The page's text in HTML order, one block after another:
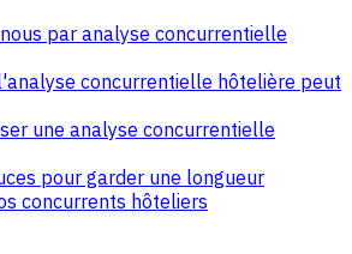
par analyse concurrentielle
concurrentielle hôtelière peut
une analyse concurrentielle
pour garder une longueur
concurrents hôteliers